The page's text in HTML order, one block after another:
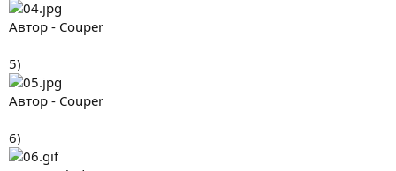
Автор - Couper
5)
Автор - Couper
6)